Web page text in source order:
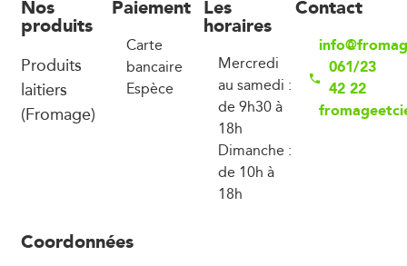
Nos
produits
Produits
laitiers
(Fromage)
Paiement
Carte
bancaire
Espèce
Les
horaires
Mercredi
au samedi :
de 9h30 à
18h
Dimanche :
de 10h à
18h
Contact
061/23
42 22
Coordonnées